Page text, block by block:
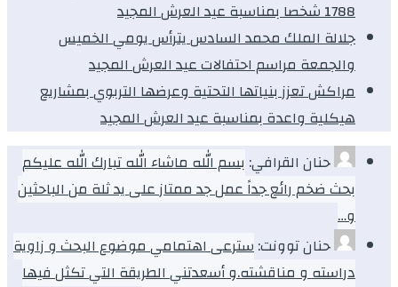
1788 شخصا بمناسبة عيد العرش المجيد
جلالة الملك محمد السادس يترأس يومي الخميس
والجمعة مراسم احتفالات عيد العرش المجيد
مراكش تعزز بنياتها التحتية وعرضها التربوي بمشاريع
هيكلية واعدة بمناسبة عيد العرش المجيد
حنان القرافي: بسم الله ماشاء الله تبارك الله عليكم
بحث ضخم رائع جداً عمل جد ممتاز على يد ثلة من الباحثين
و…
حنان توونت:سترعى اهتمامي موضوع البحث و زاوية
دراسته و مناقشته.و أسعدتني الطريقة التي تكثل فيها